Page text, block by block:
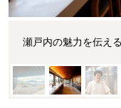
瀬戸内の魅力を伝え